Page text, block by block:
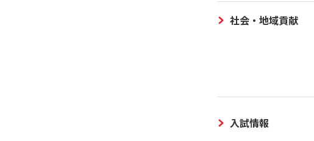
社会・地域貢献
入試情報